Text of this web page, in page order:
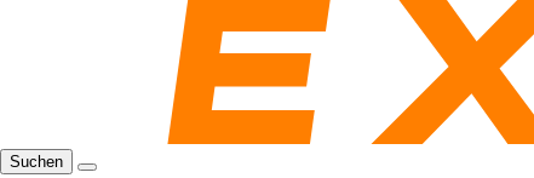
Suchen